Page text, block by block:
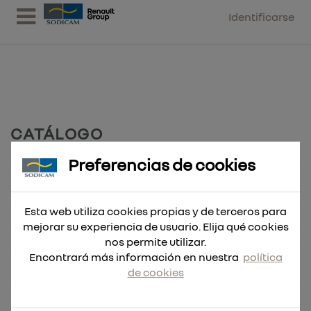
Identificarse
CATÁLOGO
Accesorios
Centrales Aspiracion Polvo Lijado
Mobiliario
MATERIAL Y EQUIPAMIENTO DE TALLER
Aire Comprimido 3
Preferencias de cookies
Esta web utiliza cookies propias y de terceros para
mejorar su experiencia de usuario. Elija qué cookies
nos permite utilizar.
Encontrará más información en nuestra política
de cookies